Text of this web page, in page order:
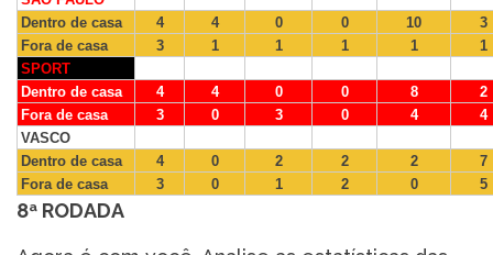
Dentro de casa
4 4 0 0 10
3
Fora de casa
3 1 1 1 1
1
SPORT
Dentro de casa
4 4 0 0 8
2
Fora de casa
3 0 3 0 4
4
VASCO
Dentro de casa
4 0 2 2 2
7
Fora de casa
3 0 1 2 0 5
8ª RODADA